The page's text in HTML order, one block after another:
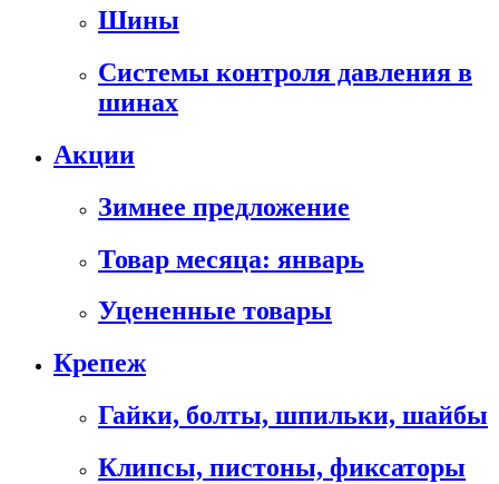
Шины
Системы контроля давления в
шинах
Акции
Зимнее предложение
Товар месяца: январь
Уцененные товары
Крепеж
Гайки, болты, шпильки, шайбы
Клипсы, пистоны, фиксаторы